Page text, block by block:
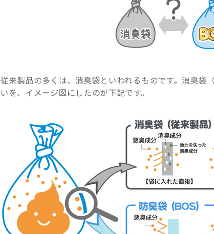
従来製品の多くは、消臭袋といわれるものです。消臭袋
いを、イメージ図にしたのが下記です。